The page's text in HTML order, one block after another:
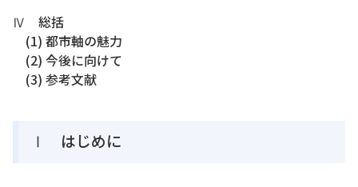
Ⅳ 総括
(1) 都市軸の魅力
(2) 今後に向けて
(3) 参考文献
Ⅰ はじめに